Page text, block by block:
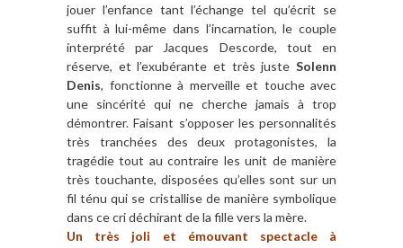
jouer l’enfance tant l’échange tel qu’écrit se
suffit à lui-même dans l’incarnation, le couple
interprété par Jacques Descorde, tout en
réserve, et l’exubérante et très juste Solenn
Denis, fonctionne à merveille et touche avec
une sincérité qui ne cherche jamais à trop
démontrer. Faisant s’opposer les personnalités
très tranchées des deux protagonistes, la
tragédie tout au contraire les unit de manière
très touchante, disposées qu’elles sont sur un
fil ténu qui se cristallise de manière symbolique
dans ce cri déchirant de la fille vers la mère.
Un très joli et émouvant spectacle à